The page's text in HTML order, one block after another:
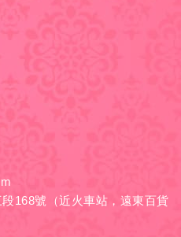
168號（近火車站，遠東百貨